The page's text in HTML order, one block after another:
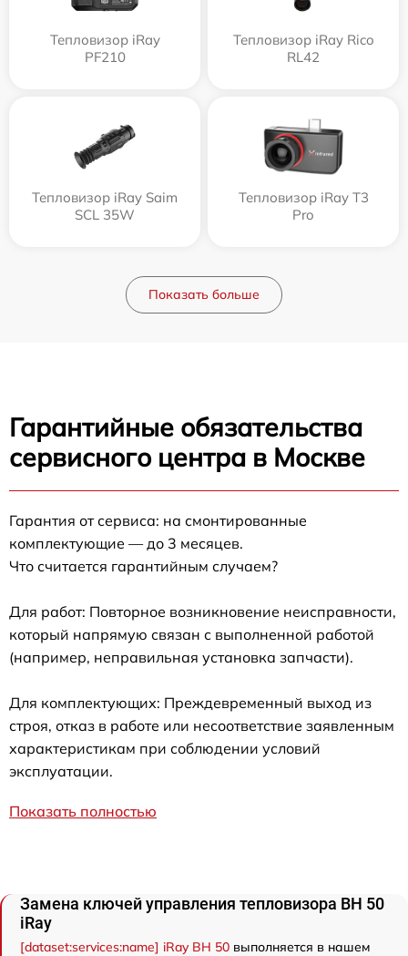
Тепловизор iRay
PF210
Тепловизор iRay Rico
RL42
Тепловизор iRay Saim
SCL 35W
Тепловизор iRay T3
Pro
Показать больше
Гарантийные обязательства
сервисного центра в Москве
Гарантия от сервиса: на смонтированные
комплектующие — до 3 месяцев.
Что считается гарантийным случаем?
Для работ: Повторное возникновение неисправности,
который напрямую связан с выполненной работой
(например, неправильная установка запчасти).
Для комплектующих: Преждевременный выход из
строя, отказ в работе или несоответствие заявленным
характеристикам при соблюдении условий
эксплуатации.
Показать полностью
Замена ключей управления тепловизора BH 50
iRay
[dataset:services:name] iRay BH 50 выполняется в нашем